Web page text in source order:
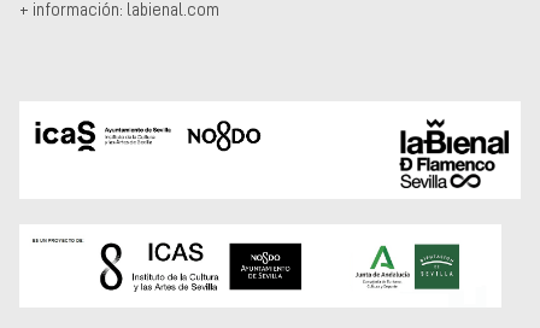
+ información: labienal.com